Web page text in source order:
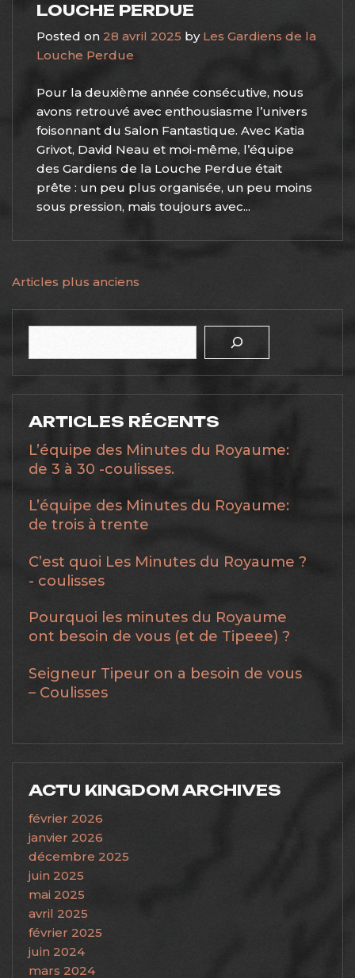
LOUCHE PERDUE
Posted on 28 avril 2025 by Les Gardiens de la
Louche Perdue
Pour la deuxième année consécutive, nous
avons retrouvé avec enthousiasme l’univers
foisonnant du Salon Fantastique. Avec Katia
Grivot, David Neau et moi-même, l’équipe
des Gardiens de la Louche Perdue était
prête : un peu plus organisée, un peu moins
sous pression, mais toujours avec...
NAVIGATION
DES
ARTICLES
Articles plus anciens
ARTICLES RÉCENTS
L’équipe des Minutes du Royaume:
de 3 à 30 -coulisses.
L’équipe des Minutes du Royaume:
de trois à trente
C’est quoi Les Minutes du Royaume ?
- coulisses
Pourquoi les minutes du Royaume
ont besoin de vous (et de Tipeee) ?
Seigneur Tipeur on a besoin de vous
– Coulisses
ACTU KINGDOM ARCHIVES
février 2026
janvier 2026
décembre 2025
juin 2025
mai 2025
avril 2025
février 2025
juin 2024
mars 2024